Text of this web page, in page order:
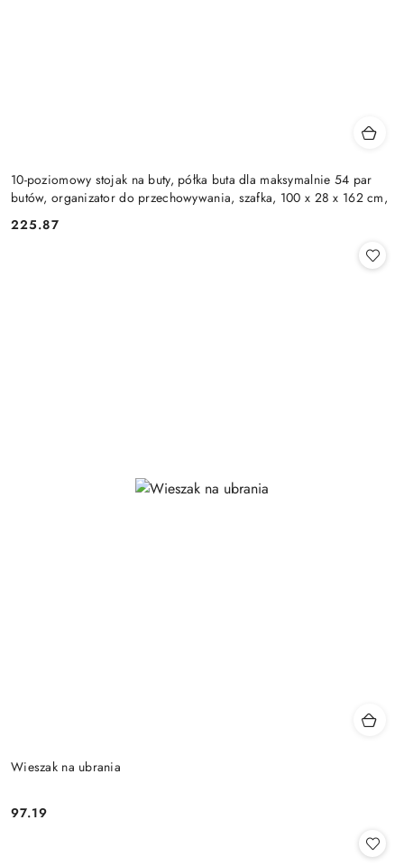
10-poziomowy stojak na buty, półka buta dla maksymalnie 54 par
butów, organizator do przechowywania, szafka, 100 x 28 x 162 cm,
Cena:
225.87
Wieszak na ubrania
Cena:
97.19